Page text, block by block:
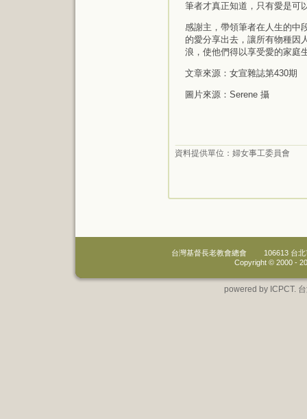
筆者才真正知道，只有愛是可
感謝主，帶領筆者在人生的中
的愛分享出去，讓所有物種因
浪，使他們得以享受愛的家庭
文章來源：女宣雜誌第430期
圖片來源：Serene 攝
資料提供單位： 婦女事工委員會
台灣基督長老教會總會
106613 台
Copyright © 2000 -
powered by ICPCT.